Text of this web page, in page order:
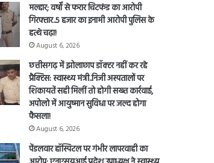
मल्हार; वर्षों से फरार चिटफंड का आरोपी
गिरफ्तार..5 हजार का इनामी आरोपी पुलिस के
हत्थे चढ़ा!
August 6, 2026
छत्तीसगढ़ में झोलाछाप डॉक्टर नहीं कर रहे
प्रैक्टिस: स्वास्थ्य मंत्री..निजी अस्पतालों पर
शिकायतें सही मिलीं तो होगी सख्त कार्रवाई,
अपोलो में आयुष्मान सुविधा पर जल्द होगा
फैसला!
August 6, 2026
पेंडलवार हॉस्पिटल पर गंभीर लापरवाही का